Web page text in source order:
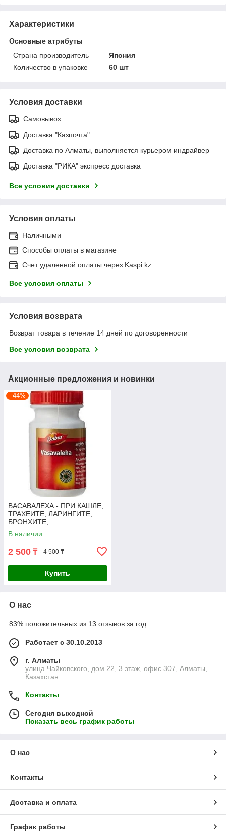
Характеристики
Основные атрибуты
Страна производитель
Япония
Количество в упаковке
60 шт
Условия доставки
Самовывоз
Доставка "Казпочта"
Доставка по Алматы, выполняется курьером индрайвер
Доставка "РИКА" экспресс доставка
Все условия доставки
Условия оплаты
Наличными
Способы оплаты в магазине
Счет удаленной оплаты через Kaspi.kz
Все условия оплаты
Условия возврата
Возврат товара в течение 14 дней по договоренности
Все условия возврата
Акционные предложения и новинки
–44%
ВАСАВАЛЕХА - ПРИ КАШЛЕ,
ТРАХЕИТЕ, ЛАРИНГИТЕ,
БРОНХИТЕ,
БРОНХИАЛЬНОЙ АСТМЕ,
VASAVALEHA (250GM)
В наличии
2 500 ₸ 4 500 ₸
Купить
О нас
83% положительных из 13 отзывов за год
Работает с 30.10.2013
г. Алматы
улица Чайковского, дом 22, 3 этаж, офис 307, Алматы,
Казахстан
Контакты
Сегодня выходной
Показать весь график работы
О нас
Контакты
Доставка и оплата
График работы